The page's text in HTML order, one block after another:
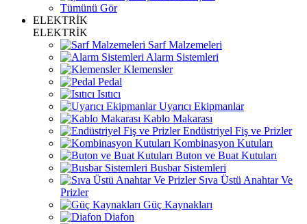
Tümünü Gör
ELEKTRİK
ELEKTRİK
Sarf Malzemeleri
Alarm Sistemleri
Klemensler
Pedal
Isıtıcı
Uyarıcı Ekipmanlar
Kablo Makarası
Endüstriyel Fiş ve Prizler
Kombinasyon Kutuları
Buton ve Buat Kutuları
Busbar Sistemleri
Sıva Üstü Anahtar Ve
Prizler
Güç Kaynakları
Diafon